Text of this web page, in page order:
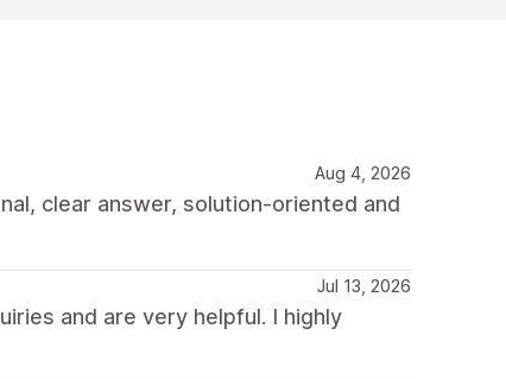
Aug 4, 2026
clear answer, solution-oriented and
Jul 13, 2026
and are very helpful. I highly